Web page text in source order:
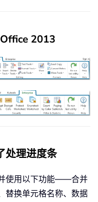
2013
处理进度条
使用以下功能——合并
替换单元格名称、数据